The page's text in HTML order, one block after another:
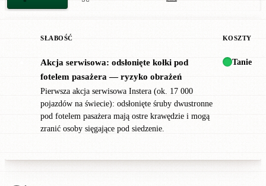
SŁABOŚĆ KOSZTY
Akcja serwisowa: odsłonięte kołki pod
fotelem pasażera — ryzyko obrażeń
Pierwsza akcja serwisowa Instera (ok. 17 000
pojazdów na świecie): odsłonięte śruby dwustronne
pod fotelem pasażera mają ostre krawędzie i mogą
zranić osoby sięgające pod siedzenie.
Tanie